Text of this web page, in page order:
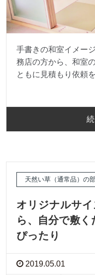
手書きの和室イメー
務店の方から、和室
ともに見積もり依頼
天然い草（通常品）の
オリジナルサ
ら、自分で敷
ぴったり
2019.05.01